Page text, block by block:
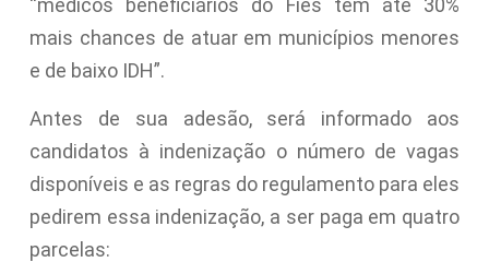
“médicos beneficiários do Fies têm até 30%
mais chances de atuar em municípios menores
e de baixo IDH”.
Antes de sua adesão, será informado aos
candidatos à indenização o número de vagas
disponíveis e as regras do regulamento para eles
pedirem essa indenização, a ser paga em quatro
parcelas: